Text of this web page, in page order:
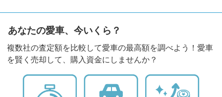
あなたの愛車、今いくら？
複数社の査定額を比較して愛車の最高額を調べよう！愛車
を賢く売却して、購入資金にしませんか？